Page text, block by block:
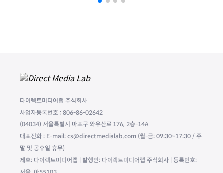
다이렉트미디어랩 주식회사
사업자등록번호 : 806-86-02642
(04034) 서울특별시 마포구 와우산로 176, 2층-14A
대표전화 : E-mail: cs@directmedialab.com (월-금: 09:30~17:30 / 주
말 및 공휴일 휴무)
제호: 다이렉트미디어랩 | 발행인: 다이렉트미디어랩 주식회사 | 등록번호: